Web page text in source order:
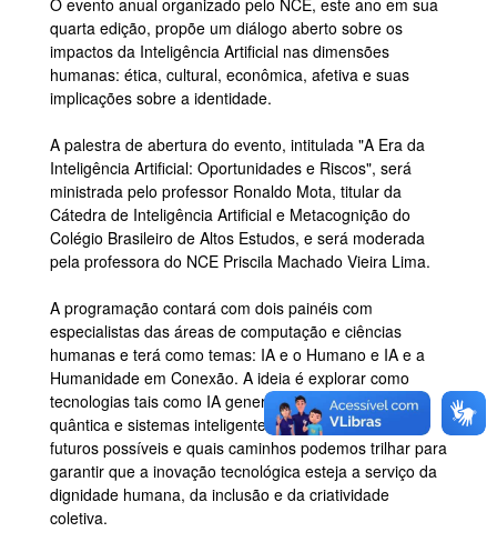
O evento anual organizado pelo NCE, este ano em sua
quarta edição, propõe um diálogo aberto sobre os
impactos da Inteligência Artificial nas dimensões
humanas: ética, cultural, econômica, afetiva e suas
implicações sobre a identidade.
A palestra de abertura do evento, intitulada "A Era da
Inteligência Artificial: Oportunidades e Riscos", será
ministrada pelo professor Ronaldo Mota, titular da
Cátedra de Inteligência Artificial e Metacognição do
Colégio Brasileiro de Altos Estudos, e será moderada
pela professora do NCE Priscila Machado Vieira Lima.
A programação contará com dois painéis com
especialistas das áreas de computação e ciências
humanas e terá como temas: IA e o Humano e IA e a
Humanidade em Conexão. A ideia é explorar como
tecnologias tais como IA generativa, computação
quântica e sistemas inteligentes vêm moldando os
futuros possíveis e quais caminhos podemos trilhar para
garantir que a inovação tecnológica esteja a serviço da
dignidade humana, da inclusão e da criatividade
coletiva.